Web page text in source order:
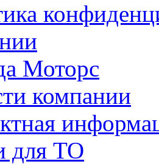
Моторс
компании
для ТО